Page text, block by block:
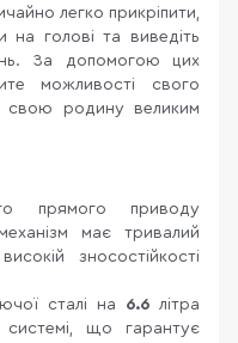
легко прикріпити,
на голові та виведіть
За допомогою цих
можливості свого
свою родину великим
прямого приводу
має тривалий
зносостійкості
сталі на 6.6літра
системі, що гарантує